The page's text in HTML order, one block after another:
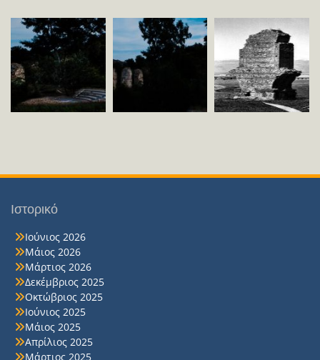
Ιστορικό
Ιούνιος 2026
Μάιος 2026
Μάρτιος 2026
Δεκέμβριος 2025
Οκτώβριος 2025
Ιούνιος 2025
Μάιος 2025
Απρίλιος 2025
Μάρτιος 2025